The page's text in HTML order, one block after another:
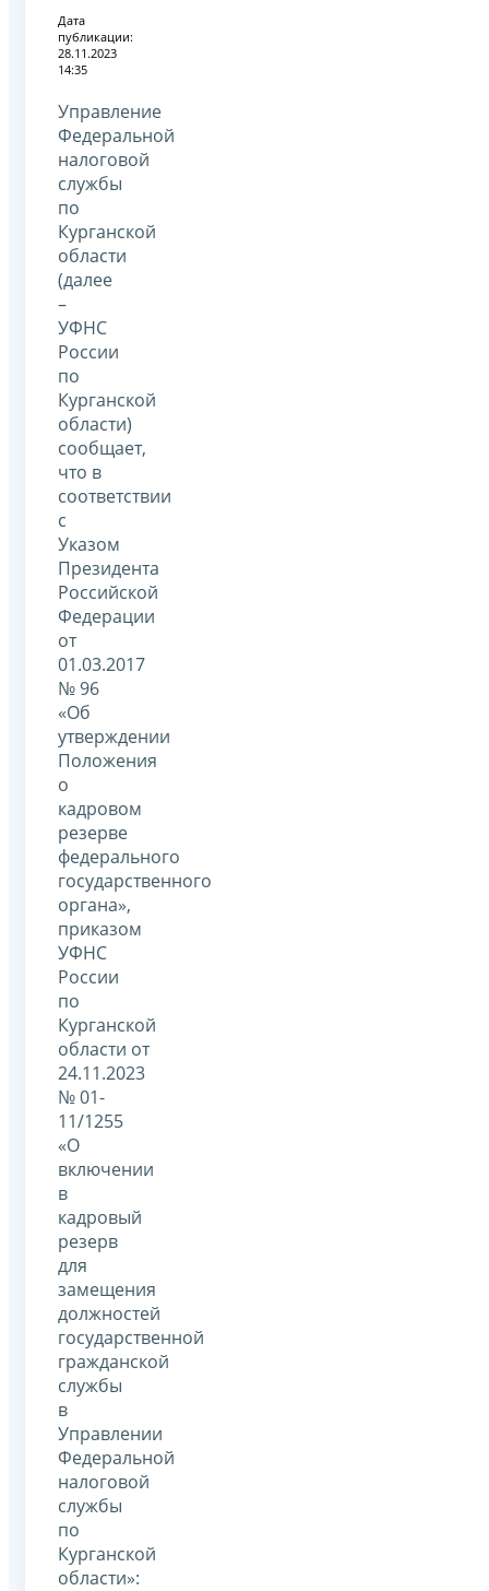
Дата
публикации:
28.11.2023
14:35
Управление
Федеральной
налоговой
службы
по
Курганской
области
(далее
–
УФНС
России
по
Курганской
области)
сообщает,
что в
соответствии
с
Указом
Президента
Российской
Федерации
от
01.03.2017
№ 96
«Об
утверждении
Положения
о
кадровом
резерве
федерального
государственного
органа»,
приказом
УФНС
России
по
Курганской
области от
24.11.2023
№ 01-
11/1255
«О
включении
в
кадровый
резерв
для
замещения
должностей
государственной
гражданской
службы
в
Управлении
Федеральной
налоговой
службы
по
Курганской
области»: